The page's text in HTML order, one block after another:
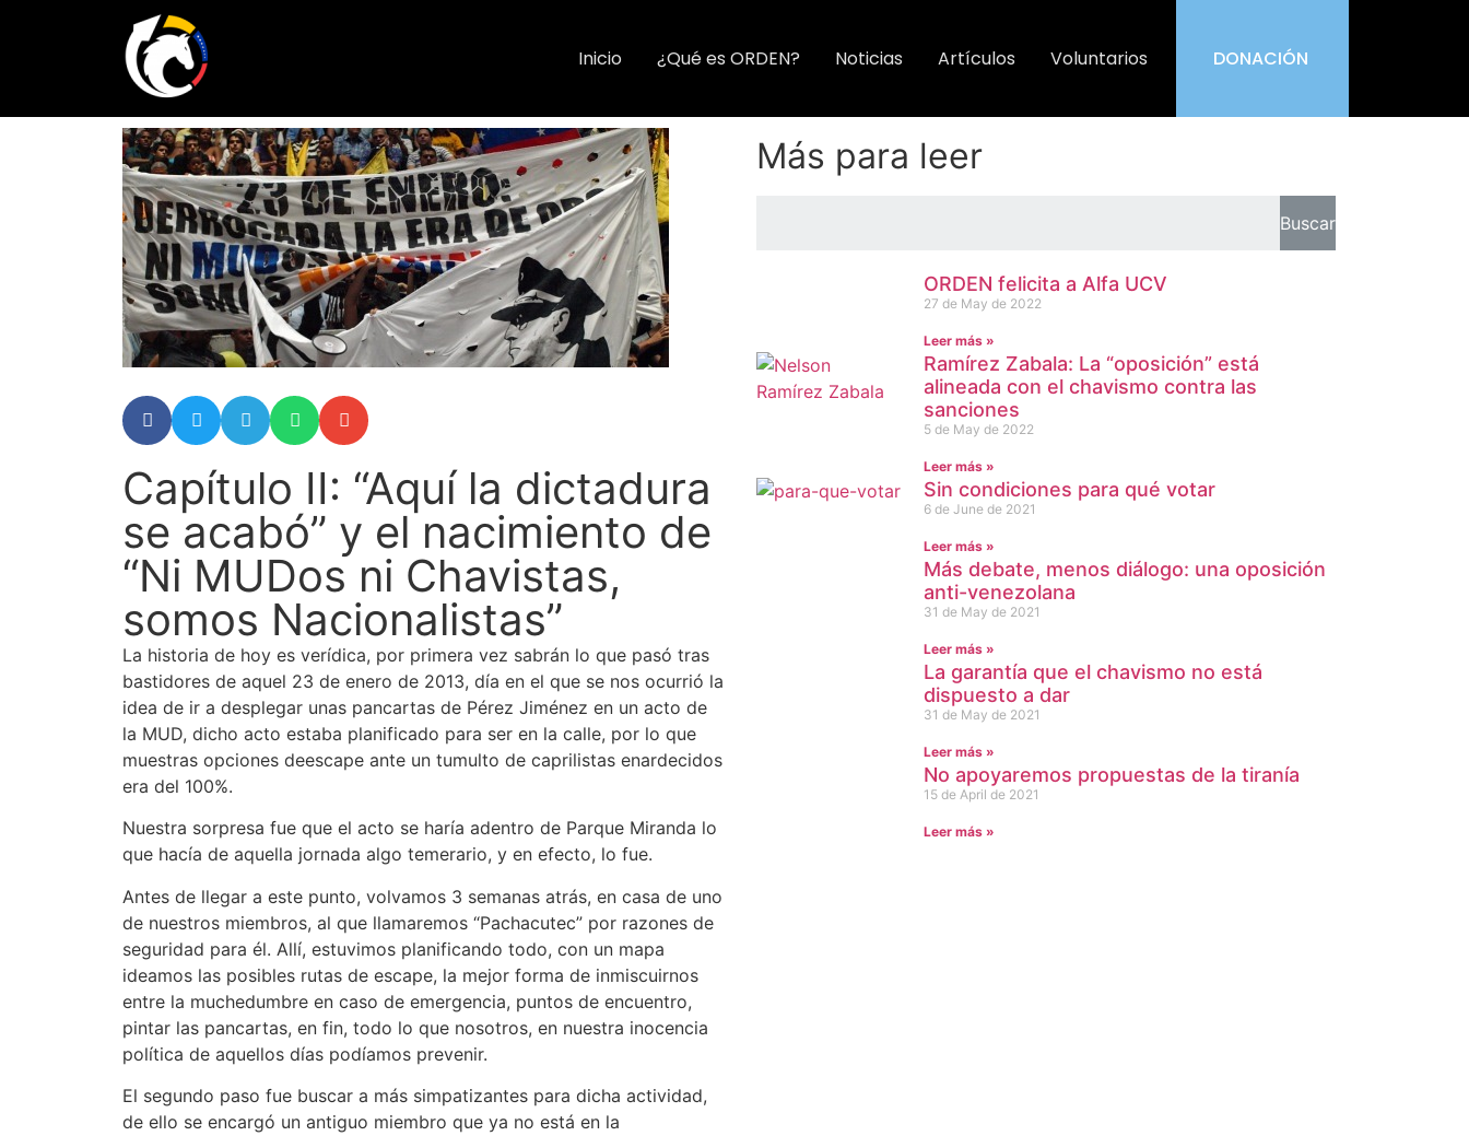
Inicio ¿Qué es ORDEN? Noticias Artículos Voluntarios DONACIÓN
Capítulo II: “Aquí la dictadura
se acabó” y el nacimiento de
“Ni MUDos ni Chavistas,
somos Nacionalistas”
La historia de hoy es verídica, por primera vez sabrán lo que pasó tras
bastidores de aquel 23 de enero de 2013, día en el que se nos ocurrió la
idea de ir a desplegar unas pancartas de Pérez Jiménez en un acto de
la MUD, dicho acto estaba planificado para ser en la calle, por lo que
muestras opciones deescape ante un tumulto de caprilistas enardecidos
era del 100%.
Nuestra sorpresa fue que el acto se haría adentro de Parque Miranda lo
que hacía de aquella jornada algo temerario, y en efecto, lo fue.
Antes de llegar a este punto, volvamos 3 semanas atrás, en casa de uno
de nuestros miembros, al que llamaremos “Pachacutec” por razones de
seguridad para él. Allí, estuvimos planificando todo, con un mapa
ideamos las posibles rutas de escape, la mejor forma de inmiscuirnos
entre la muchedumbre en caso de emergencia, puntos de encuentro,
pintar las pancartas, en fin, todo lo que nosotros, en nuestra inocencia
política de aquellos días podíamos prevenir.
El segundo paso fue buscar a más simpatizantes para dicha actividad,
de ello se encargó un antiguo miembro que ya no está en la
Más para leer
Buscar
ORDEN felicita a Alfa UCV
27 de May de 2022
Leer más »
Ramírez Zabala: La “oposición” está
alineada con el chavismo contra las
sanciones
5 de May de 2022
Leer más »
Sin condiciones para qué votar
6 de June de 2021
Leer más »
Más debate, menos diálogo: una oposición
anti-venezolana
31 de May de 2021
Leer más »
La garantía que el chavismo no está
dispuesto a dar
31 de May de 2021
Leer más »
No apoyaremos propuestas de la tiranía
15 de April de 2021
Leer más »